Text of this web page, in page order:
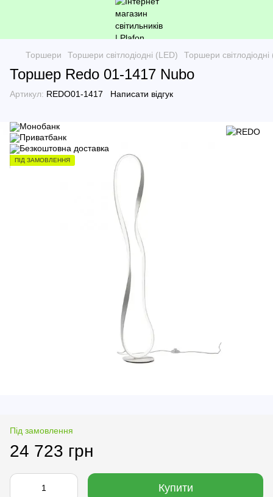
Торшери Торшери світлодіодні (LED) Торшери
Торшер Redo 01-1417 Nubo
Артикул: REDO01-1417 Написати відгук
ПІД ЗАМОВЛЕННЯ
Під замовлення
24 723 грн
Купити